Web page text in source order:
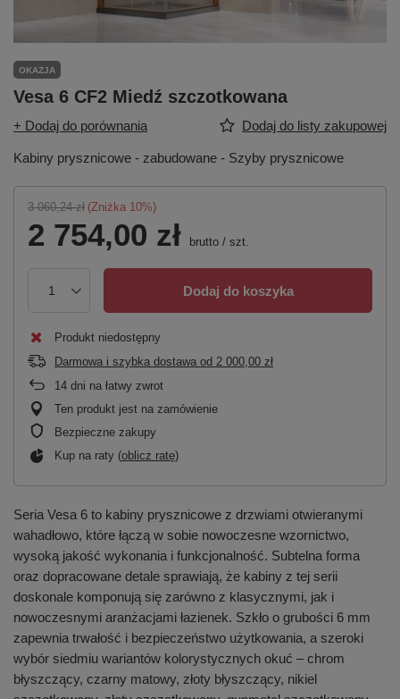
OKAZJA
Vesa 6 CF2 Miedź szczotkowana
+ Dodaj do porównania Dodaj do listy zakupowej
Kabiny prysznicowe - zabudowane - Szyby prysznicowe
3 060,24 zł (Zniżka 10%)
2 754,00 zł brutto / szt.
Dodaj do koszyka
Produkt niedostępny
Darmowa i szybka dostawa od 2 000,00 zł
14 dni na łatwy zwrot
Ten produkt jest na zamówienie
Bezpieczne zakupy
Kup na raty (oblicz ratę)
Seria Vesa 6 to kabiny prysznicowe z drzwiami otwieranymi
wahadłowo, które łączą w sobie nowoczesne wzornictwo,
wysoką jakość wykonania i funkcjonalność. Subtelna forma
oraz dopracowane detale sprawiają, że kabiny z tej serii
doskonale komponują się zarówno z klasycznymi, jak i
nowoczesnymi aranżacjami łazienek. Szkło o grubości 6 mm
zapewnia trwałość i bezpieczeństwo użytkowania, a szeroki
wybór siedmiu wariantów kolorystycznych okuć – chrom
błyszczący, czarny matowy, złoty błyszczący, nikiel